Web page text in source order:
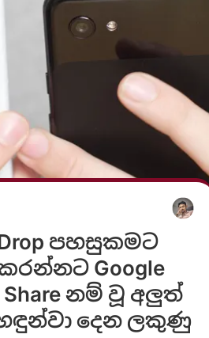
පහසුකමට
Google
නම් වූ අලුත්
දෙන ලකුණු